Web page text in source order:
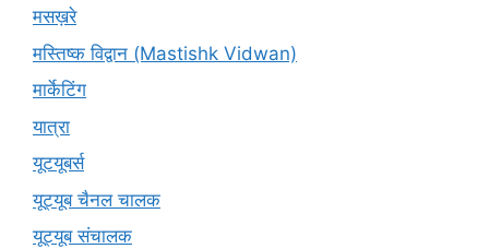
मसख़रे
मस्तिष्क विद्वान (Mastishk Vidwan)
मार्केटिंग
यात्रा
यूटयूबर्स
यूट्यूब चैनल चालक
यूट्यूब संचालक